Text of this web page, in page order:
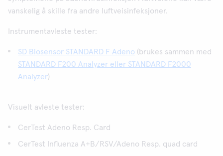
vanskelig å skille fra andre luftveisinfeksjoner.
Instrumentavleste tester:
SD Biosensor STANDARD F Adeno (brukes sammen med
STANDARD F200 Analyzer eller STANDARD F2000
Analyzer)
Visuelt avleste tester:
CerTest Adeno Resp. Card
CerTest Influenza A+B/RSV/Adeno Resp. quad card